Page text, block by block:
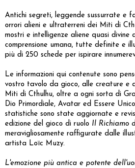
Antichi segreti, leggende sussurrate e
orrori alieni e ultraterreni dei Miti di
mostri e intelligenze aliene quasi divine
comprensione umana, tutte definite e
più di 250 schede per ispirare
Le informazioni qui contenute sono
vostro tavolo da gioco, alle creature e
Miti di Cthulhu, oltre a ogni sorta di
Dio Primordiale, Avatar ed Essere
statistiche sono state aggiornate e
edizione del gioco di ruolo Il Richiamo
meravigliosamente raffigurate dalle
artista Loïc Muzy.
L'emozione più antica e potente